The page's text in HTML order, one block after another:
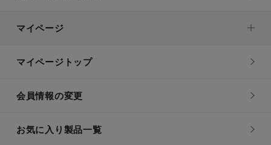
マイページ
マイページトップ
会員情報の変更
お気に入り製品一覧